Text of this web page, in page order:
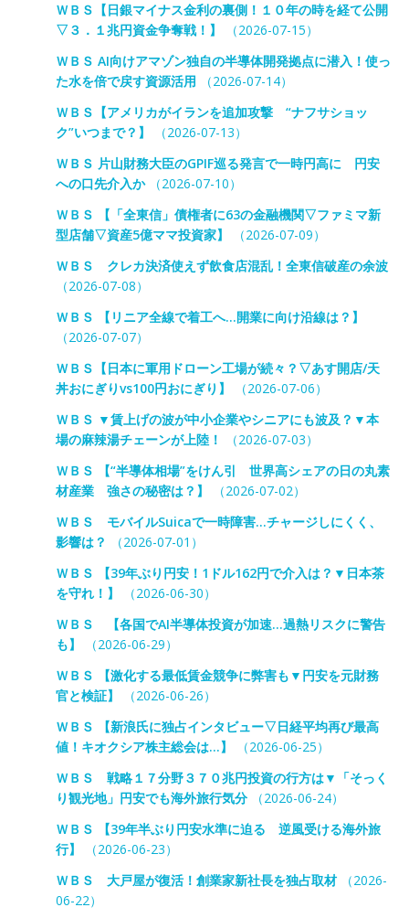
ＷＢＳ【日銀マイナス金利の裏側！１０年の時を経て公開
▽３．１兆円資金争奪戦！】
（2026-07-15）
ＷＢＳ AI向けアマゾン独自の半導体開発拠点に潜入！使っ
た水を倍で戻す資源活用 （2026-07-14）
ＷＢＳ【アメリカがイランを追加攻撃 “ナフサショッ
ク”いつまで？】
（2026-07-13）
ＷＢＳ 片山財務大臣のGPIF巡る発言で一時円高に 円安
への口先介入か（2026-07-10）
ＷＢＳ 【「全東信」債権者に63の金融機関▽ファミマ新
型店舗▽資産5億ママ投資家】
（2026-07-09）
ＷＢＳ クレカ決済使えず飲食店混乱！全東信破産の余波
（2026-07-08）
ＷＢＳ 【リニア全線で着工へ…開業に向け沿線は？】
（2026-07-07）
ＷＢＳ【日本に軍用ドローン工場が続々？▽あす開店/天
丼おにぎりvs100円おにぎり】
（2026-07-06）
ＷＢＳ ▼賃上げの波が中小企業やシニアにも波及？▼本
場の麻辣湯チェーンが上陸！
（2026-07-03）
ＷＢＳ 【“半導体相場”をけん引 世界高シェアの日の丸素
材産業 強さの秘密は？】
（2026-07-02）
ＷＢＳ モバイルSuicaで一時障害…チャージしにくく、
影響は？
（2026-07-01）
ＷＢＳ 【39年ぶり円安！1ドル162円で介入は？▼日本茶
を守れ！】
（2026-06-30）
ＷＢＳ 【各国でAI半導体投資が加速…過熱リスクに警告
も】
（2026-06-29）
ＷＢＳ 【激化する最低賃金競争に弊害も▼円安を元財務
官と検証】
（2026-06-26）
ＷＢＳ 【新浪氏に独占インタビュー▽日経平均再び最高
値！キオクシア株主総会は…】
（2026-06-25）
ＷＢＳ 戦略１７分野３７０兆円投資の行方は▼「そっく
り観光地」円安でも海外旅行気分（2026-06-24）
ＷＢＳ 【39年半ぶり円安水準に迫る 逆風受ける海外旅
行】
（2026-06-23）
ＷＢＳ 大戸屋が復活！創業家新社長を独占取材（2026-
06-22）